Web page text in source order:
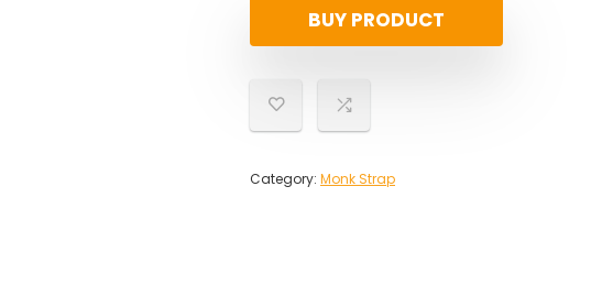
BUY PRODUCT
Category: Monk Strap